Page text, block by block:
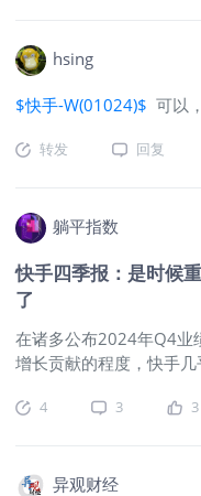
商业化进展给予积极评
营销收入占比 57.1%，
短剧生态贡献新增量，单
升至 65%。2. 电商
yoy），核心驱动力：月
hsing
$快手-W(01024)$ 可以
转发 回复
躺平指数
快手四季报：是时候
了
在诸多公布2024年Q4业
增长贡献的程度，快手
持在中高个位数增长，且
长成绩，证明了整个快
4 3 3
异观财经